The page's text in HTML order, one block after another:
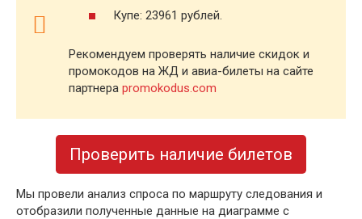
Купе: 23961 рублей.
Рекомендуем проверять наличие скидок и
промокодов на ЖД и авиа-билеты на сайте
партнера promokodus.com
Проверить наличие билетов
Мы провели анализ спроса по маршруту следования и
отобразили полученные данные на диаграмме с